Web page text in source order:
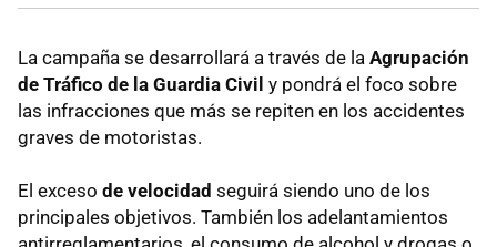
La campaña se desarrollará a través de la Agrupación
de Tráfico de la Guardia Civil y pondrá el foco sobre
las infracciones que más se repiten en los accidentes
graves de motoristas.
El exceso de velocidad seguirá siendo uno de los
principales objetivos. También los adelantamientos